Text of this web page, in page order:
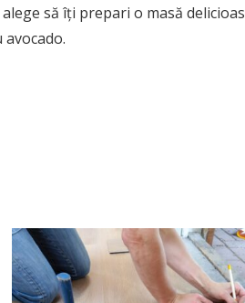
să îți prepari o masă